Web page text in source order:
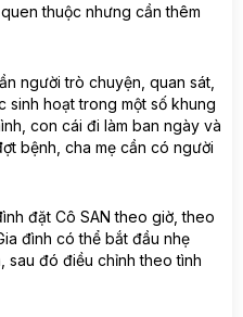
thuộc nhưng cần thêm
người trò chuyện, quan sát,
sinh hoạt trong một số khung
con cái đi làm ban ngày và
bệnh, cha mẹ cần có người
đặt Cô SAN theo giờ, theo
đình có thể bắt đầu nhẹ
sau đó điều chỉnh theo tình